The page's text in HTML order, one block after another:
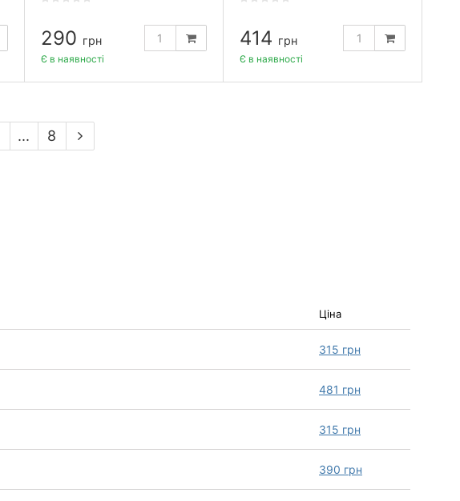
Ціна
315 грн
481 грн
315 грн
390 грн
290 грн
Є в наявності
414 грн
Є в наявності
... 8